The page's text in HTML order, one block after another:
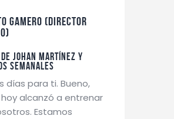
Gamero (Director
de Johan Martínez y
semanales
días para ti. Bueno,
alcanzó a entrenar
Estamos